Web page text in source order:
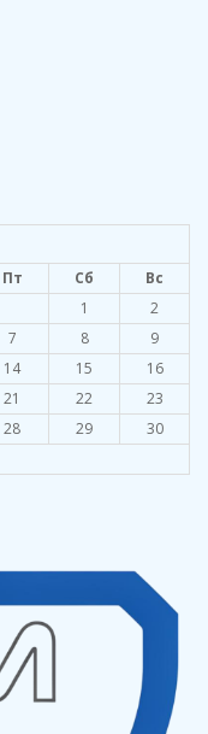
Пт Сб
Вс
1
2
7 8
9
14 15
16
21 22
23
28 29
30